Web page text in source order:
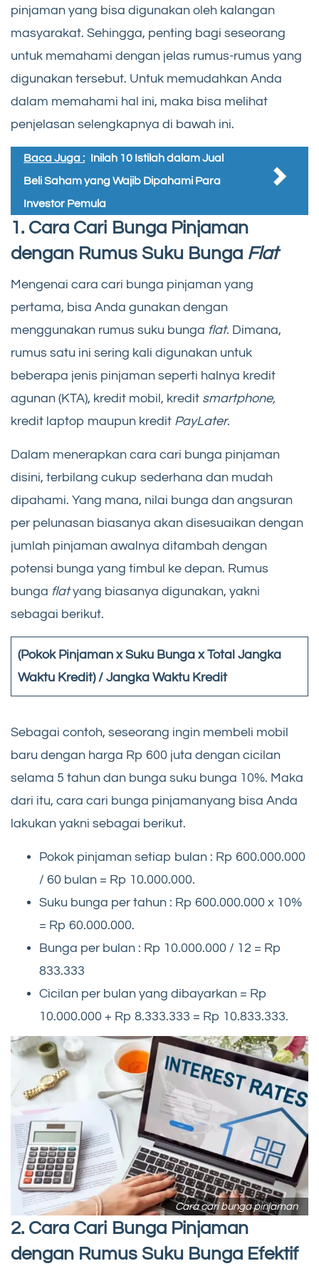
pinjaman yang bisa digunakan oleh kalangan
masyarakat. Sehingga, penting bagi seseorang
untuk memahami dengan jelas rumus-rumus yang
digunakan tersebut. Untuk memudahkan Anda
dalam memahami hal ini, maka bisa melihat
penjelasan selengkapnya di bawah ini.
Baca Juga : Inilah 10 Istilah dalam Jual
Beli Saham yang Wajib Dipahami Para
Investor Pemula
1. Cara Cari Bunga Pinjaman
dengan Rumus Suku Bunga Flat
Mengenai cara cari bunga pinjaman yang
pertama, bisa Anda gunakan dengan
menggunakan rumus suku bunga flat. Dimana,
rumus satu ini sering kali digunakan untuk
beberapa jenis pinjaman seperti halnya kredit
agunan (KTA), kredit mobil, kredit smartphone,
kredit laptop maupun kredit PayLater.
Dalam menerapkan cara cari bunga pinjaman
disini, terbilang cukup sederhana dan mudah
dipahami. Yang mana, nilai bunga dan angsuran
per pelunasan biasanya akan disesuaikan dengan
jumlah pinjaman awalnya ditambah dengan
potensi bunga yang timbul ke depan. Rumus
bunga flatyang biasanya digunakan, yakni
sebagai berikut.
(Pokok Pinjaman x Suku Bunga x Total Jangka
Waktu Kredit) / Jangka Waktu Kredit
Sebagai contoh, seseorang ingin membeli mobil
baru dengan harga Rp 600 juta dengan cicilan
selama 5 tahun dan bunga suku bunga 10%. Maka
dari itu, cara cari bunga pinjamanyang bisa Anda
lakukan yakni sebagai berikut.
Pokok pinjaman setiap bulan : Rp 600.000.000
/ 60 bulan = Rp 10.000.000.
Suku bunga per tahun : Rp 600.000.000 x 10%
= Rp 60.000.000.
Bunga per bulan : Rp 10.000.000 / 12 = Rp
833.333
Cicilan per bulan yang dibayarkan = Rp
10.000.000 + Rp 8.333.333 = Rp 10.833.333.
Cara cari bunga pinjaman
2. Cara Cari Bunga Pinjaman
dengan Rumus Suku Bunga Efektif